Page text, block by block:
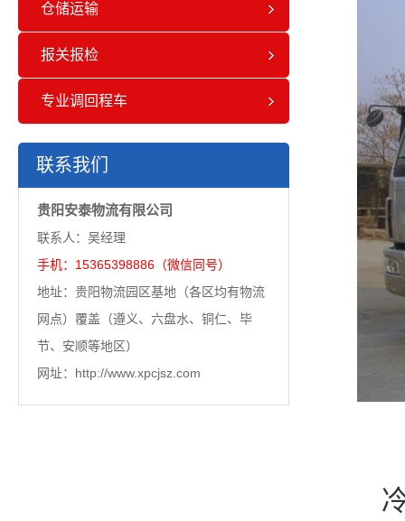
仓储运输
报关报检
专业调回程车
联系我们
贵阳安泰物流有限公司
联系人：吴经理
手机：15365398886（微信同号）
地址：贵阳物流园区基地（各区均有物流
网点）覆盖（遵义、六盘水、铜仁、毕
节、安顺等地区）
网址：http://www.xpcjsz.com
冷